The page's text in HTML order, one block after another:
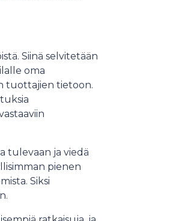
Siinä selvitetään
oma
tuottajien tietoon.
tulevaan ja viedä
pienen
Siksi